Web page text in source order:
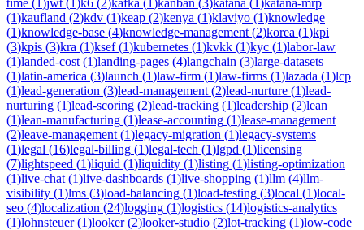
(1)kaufland (2)kdv (1)keap (2)kenya (1)klaviyo (1)knowledge
(1)knowledge-base (4)knowledge-management (2)korea (1)kpi
(3)kpis (3)kra (1)ksef(1)kubernetes (1)kvkk (1)kyc (1)labor-law
(1)landed-cost (1)landing-pages (4)langchain (3)large-datasets
(1)latin-america (3)launch (1)law-firm (1)law-firms (1)lazada (1)lcp
(1)lead-generation (3)lead-management (2)lead-nurture (1)lead-
nurturing (1)lead-scoring (2)lead-tracking (1)leadership (2)lean
(1)lean-manufacturing (1)lease-accounting (1)lease-management
(2)leave-management (1)legacy-migration (1)legacy-systems
(1)legal (16)legal-billing (1)legal-tech (1)lgpd (1)licensing
(7)lightspeed (1)liquid (1)liquidity (1)listing (1)listing-optimization
(1)live-chat (1)live-dashboards (1)live-shopping (1)llm (4)llm-
visibility (1)lms (3)load-balancing (1)load-testing (3)local (1)local-
seo (4)localization (24)logging (1)logistics (14)logistics-analytics
(1)lohnsteuer(1)looker(2)looker-studio (2)lot-tracking (1)low-code